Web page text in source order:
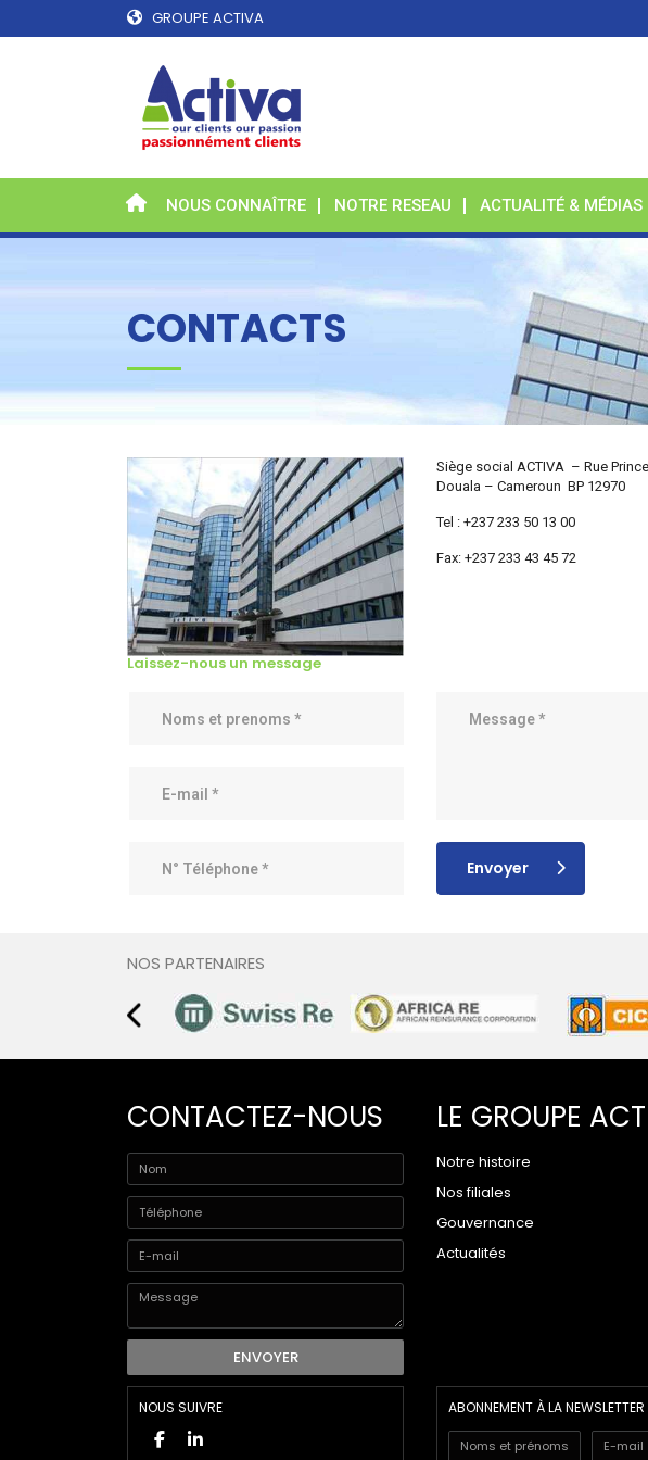
GROUPE ACTIVA
NOUS CONNAÎTRE NOTRE RESEAU ACTUALITÉ & MÉDIAS
CONTACTS
Siège social ACTIVA – Rue
Douala – Cameroun BP 12970
Tel : +237 233 50 13 00
Fax: +237 233 43 45 72
Laissez-nous un message
Envoyer
NOS PARTENAIRES
CONTACTEZ-NOUS
ENVOYER
LE GROUPE
Notre histoire
Nos filiales
Gouvernance
Actualités
NOUS SUIVRE ABONNEMENT À LA